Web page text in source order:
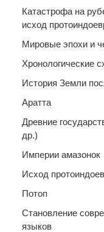
Катастрофа на
исход
Мировые эпохи и
Хронологические
История Земли
Аратта
Древние
др.)
Империи амазонок
Исход
Потоп
Становление
языков